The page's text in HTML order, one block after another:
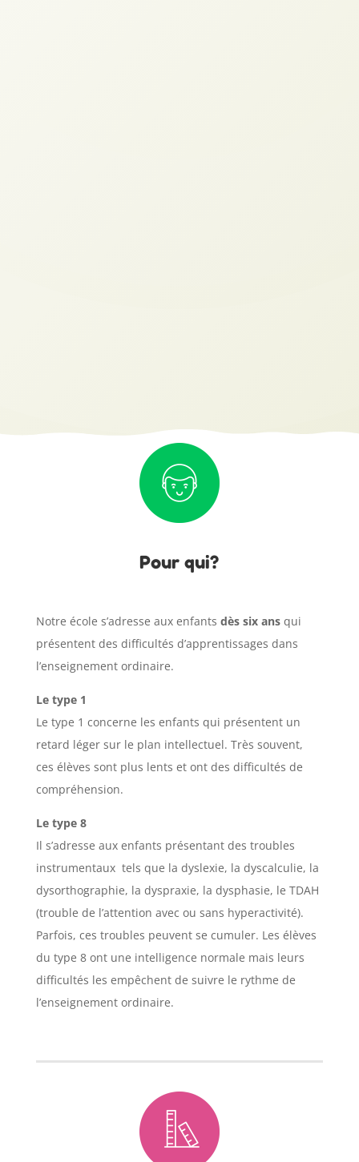
Pour qui?
Notre école s’adresse aux enfants dès six ans qui
présentent des difficultés d’apprentissages dans
l’enseignement ordinaire.
Le type 1
Le type 1 concerne les enfants qui présentent un
retard léger sur le plan intellectuel. Très souvent,
ces élèves sont plus lents et ont des difficultés de
compréhension.
Le type 8
Il s’adresse aux enfants présentant des troubles
instrumentaux tels que la dyslexie, la dyscalculie, la
dysorthographie, la dyspraxie, la dysphasie, le TDAH
(trouble de l’attention avec ou sans hyperactivité).
Parfois, ces troubles peuvent se cumuler. Les élèves
du type 8 ont une intelligence normale mais leurs
difficultés les empêchent de suivre le rythme de
l’enseignement ordinaire.